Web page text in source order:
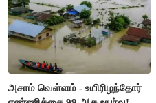
அசாம் வெள்ளம் - உயிரிழந்தோர்